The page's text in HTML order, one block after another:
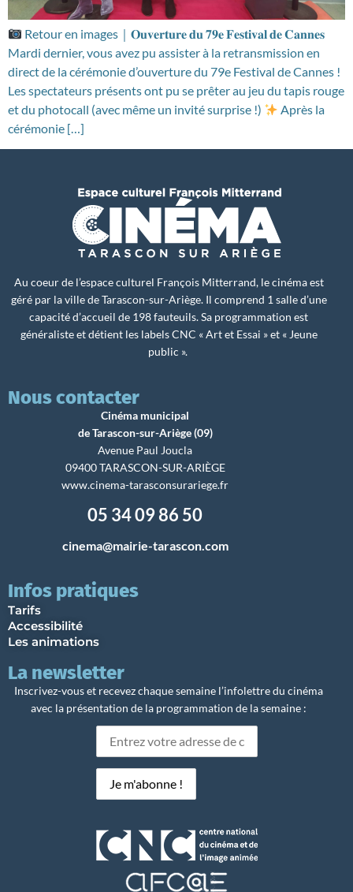
Retour en images｜𝐎𝐮𝐯𝐞𝐫𝐭𝐮𝐫𝐞 𝐝𝐮 𝟕𝟗𝐞 𝐅𝐞𝐬𝐭𝐢𝐯𝐚𝐥 𝐝𝐞 𝐂𝐚𝐧𝐧𝐞𝐬
Mardi dernier, vous avez pu assister à la retransmission en
direct de la cérémonie d’ouverture du 79e Festival de Cannes !
Les spectateurs présents ont pu se prêter au jeu du tapis rouge
et du photocall (avec même un invité surprise !)
Après la
cérémonie […]
Au coeur de l’espace culturel François Mitterrand, le cinéma est
géré par la ville de Tarascon-sur-Ariège. Il comprend 1 salle d’une
capacité d’accueil de 198 fauteuils. Sa programmation est
généraliste et détient les labels CNC « Art et Essai » et « Jeune
public ».
Nous contacter
Cinéma municipal
de Tarascon-sur-Ariège (09)
Avenue Paul Joucla
09400 TARASCON-SUR-ARIÈGE
www.cinema-tarasconsurariege.fr
05 34 09 86 50
cinema@mairie-tarascon.com
Infos pratiques
Tarifs
Accessibilité
Les animations
La newsletter
Inscrivez-vous et recevez chaque semaine l’infolettre du cinéma
avec la présentation de la programmation de la semaine :